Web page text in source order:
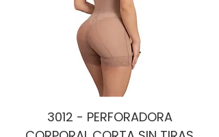
3012 - PERFORADORA